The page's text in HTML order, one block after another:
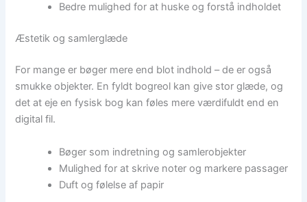
Bedre mulighed for at huske og forstå indholdet
Æstetik og samlerglæde
For mange er bøger mere end blot indhold – de er også
smukke objekter. En fyldt bogreol kan give stor glæde, og
det at eje en fysisk bog kan føles mere værdifuldt end en
digital fil.
Bøger som indretning og samlerobjekter
Mulighed for at skrive noter og markere passager
Duft og følelse af papir